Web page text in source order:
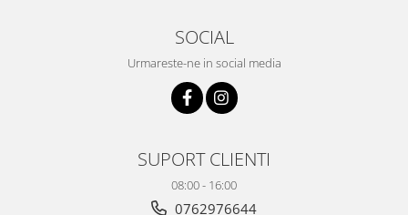
SOCIAL
Urmareste-ne in social media
SUPORT CLIENTI
08:00 - 16:00
0762976644